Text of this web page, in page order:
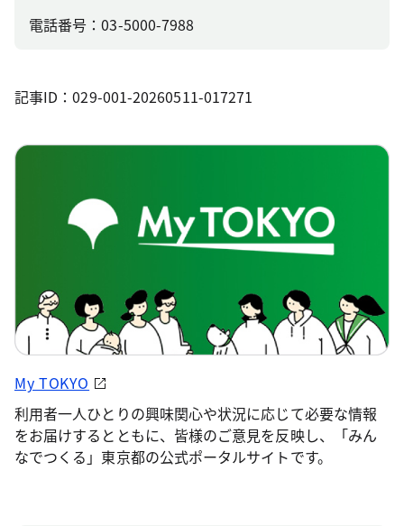
電話番号：03-5000-7988
記事ID：029-001-20260511-017271
My TOKYO
利用者一人ひとりの興味関心や状況に応じて必要な情報
をお届けするとともに、皆様のご意見を反映し、「みん
なでつくる」東京都の公式ポータルサイトです。